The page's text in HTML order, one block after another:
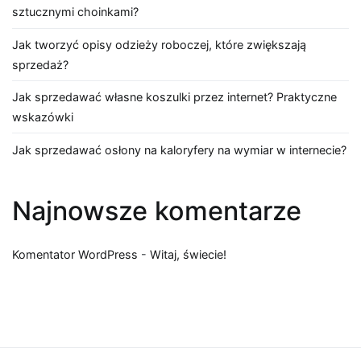
sztucznymi choinkami?
Jak tworzyć opisy odzieży roboczej, które zwiększają
sprzedaż?
Jak sprzedawać własne koszulki przez internet? Praktyczne
wskazówki
Jak sprzedawać osłony na kaloryfery na wymiar w internecie?
Najnowsze komentarze
Komentator WordPress - Witaj, świecie!